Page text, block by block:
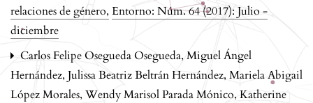
relaciones de género, Entorno: Núm. 64 (2017): Julio -
diciembre
Carlos Felipe Osegueda Osegueda, Miguel Ángel
Hernández, Julissa Beatriz Beltrán Hernández, Mariela Abigail
López Morales, Wendy Marisol Parada Mónico, Katherine